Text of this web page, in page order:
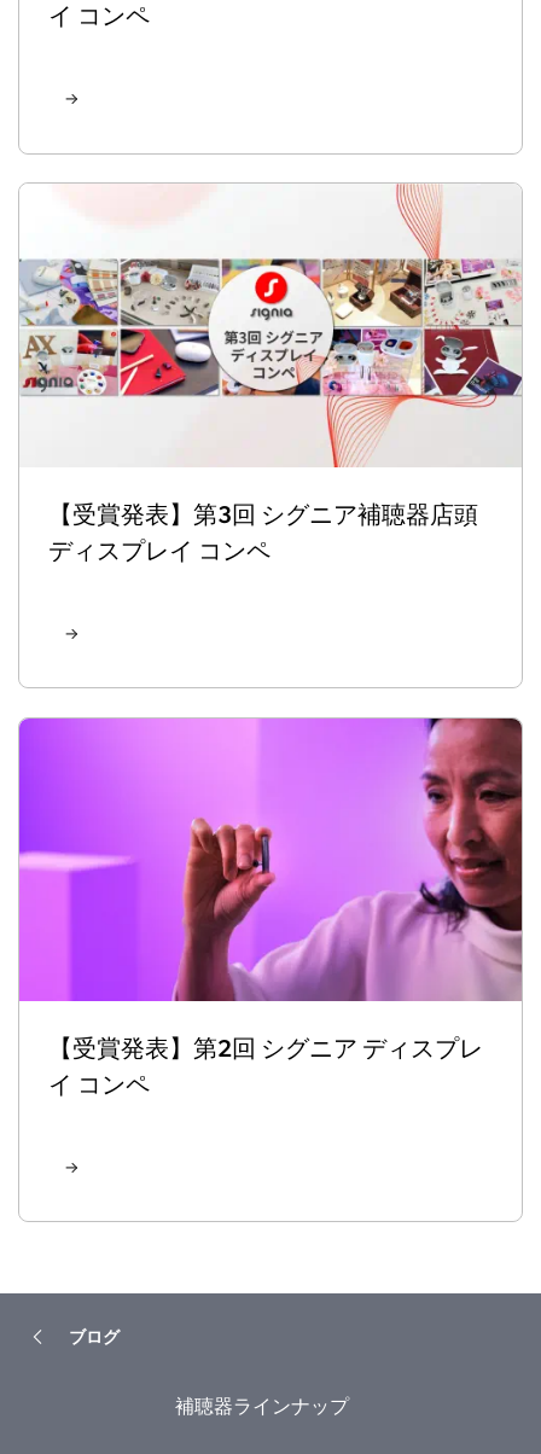
イ コンペ
【受賞発表】第3回 シグニア補聴器店頭
ディスプレイ コンペ
【受賞発表】第2回 シグニア ディスプレ
イ コンペ
ブログ
補聴器ラインナップ